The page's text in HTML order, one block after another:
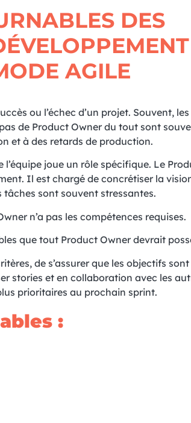
DES
AGILE
ou l’échec d’un projet. Souvent, les
de Product Owner du tout sont
et à des retards de production.
joue un rôle spécifique. Le
Il est chargé de concrétiser la
sont souvent stressantes.
n’a pas les compétences requises.
que tout Product Owner devrait
de s’assurer que les objectifs sont
stories et en collaboration avec les
prioritaires au prochain sprint.
: